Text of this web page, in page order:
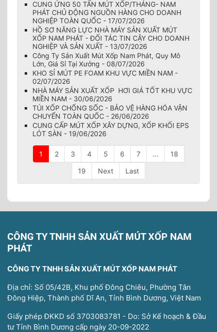
CUNG ỨNG 50 TẤN MÚT XỐP/THÁNG- NAM
PHÁT CHỦ ĐỘNG NGUỒN HÀNG CHO DOANH
NGHIỆP TOÀN QUỐC - 17/07/2026
HỒ SƠ NĂNG LỰC NHÀ MÁY SẢN XUẤT MÚT
XỐP NAM PHÁT - ĐỐI TÁC TIN CẬY CHO DOANH
NGHIỆP VÀ SẢN XUẤT - 13/07/2026
Công Ty Sản Xuất Mút Xốp Nam Phát, Quy Mô
Lớn, Giá Sỉ Tại Xưởng - 08/07/2026
KHO SỈ MÚT PE FOAM KHU VỰC MIỀN NAM -
02/07/2026
NHÀ MÁY SẢN XUẤT XỐP HƠI GIÁ TỐT KHU VỰC
MIỀN NAM - 30/06/2026
TÚI XỐP CHỐNG SỐC - BẢO VỆ HÀNG HÓA VẬN
CHUYỂN TOÀN QUỐC - 26/06/2026
CUNG CẤP MÚT XỐP XÂY DỰNG, XỐP KHỐI EPS
LÓT SÀN - 19/06/2026
1 2 3 4 5 6 7 ... 18
19 Next Last
CÔNG TY TNHH SẢN XUẤT MÚT XỐP NAM
PHÁT
CÔNG TY TNHH SẢN XUẤT MÚT XỐP NAM PHÁT
Địa chỉ: Số 05/42B, Khu phố Đông Chiêu, Phường Tân
Đông Hiệp, Thành phố Dĩ An, Tỉnh Bình Dương, Việt Nam
Giấy phép ĐKKD số 3703083781 - Do: Sở Kế hoạch & Đầu
tư Tỉnh Bình Dương cấp ngày 20-09-2022